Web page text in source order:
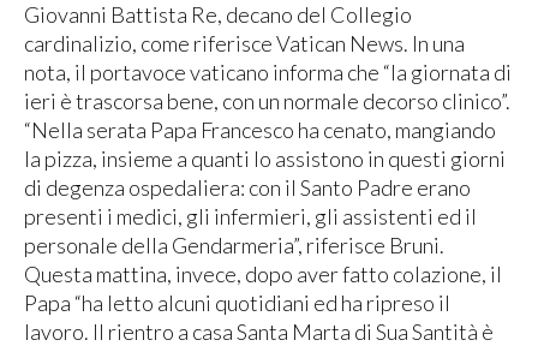
Giovanni Battista Re, decano del Collegio
cardinalizio, come riferisce Vatican News. In una
nota, il portavoce vaticano informa che “la giornata di
ieri è trascorsa bene, con un normale decorso clinico”.
“Nella serata Papa Francesco ha cenato, mangiando
la pizza, insieme a quanti lo assistono in questi giorni
di degenza ospedaliera: con il Santo Padre erano
presenti i medici, gli infermieri, gli assistenti ed il
personale della Gendarmeria”, riferisce Bruni.
Questa mattina, invece, dopo aver fatto colazione, il
Papa “ha letto alcuni quotidiani ed ha ripreso il
lavoro. Il rientro a casa Santa Marta di Sua Santità è